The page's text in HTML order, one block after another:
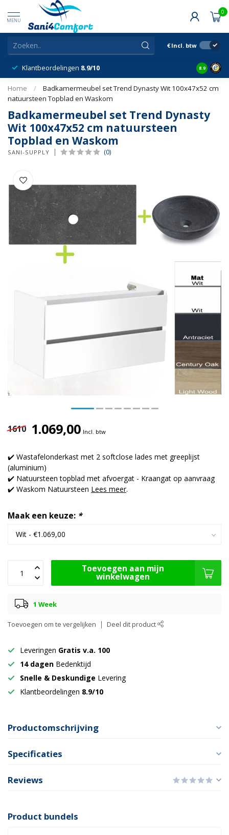
MENU
0
€ Incl. btw
Klantbeordelingen 8.9/10 8.9
Home /
Badkamermeubel set Trend Dynasty Wit 100x47x52 cm
natuursteen Topblad en Waskom
Badkamermeubel set Trend Dynasty
Wit 100x47x52 cm natuursteen
Topblad en Waskom
SANI-SUPPLY (0)
1610 1.069,00 Incl. btw
✔️ Wastafelonderkast met 2 softclose lades met greeplijst
(aluminium)
✔️ Natuursteen topblad met afvoergat - Kraangat op aanvraag
✔️ Waskom Natuursteen Lees meer.
Maak een keuze: *
Toevoegen aan mijn
winkelwagen
1 Week
Toevoegen om te vergelijken Deel dit product
Leveringen Gratis v.a. 100
14 dagen Bedenktijd
Snelle & Deskundige Levering
Klantbeordelingen 8.9/10
Productomschrijving
Specificaties
Reviews
Product bundels